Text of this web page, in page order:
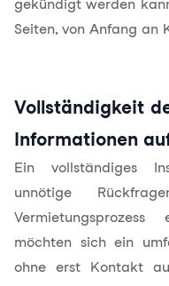
gekündigt werden
Seiten, von Anfang an
Vollständigkeit
Informationen
Ein vollständiges
unnötige
möchten sich ein
ohne erst Kontakt